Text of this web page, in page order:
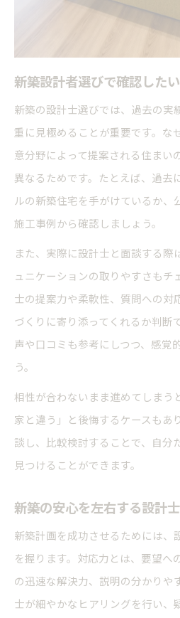
新築設計者選びで確認した
新築の設計士選びでは、過去の実
重に見極めることが重要です。な
意分野によって提案される住まい
異なるためです。たとえば、過去
ルの新築住宅を手がけているか、
施工事例から確認しましょう。
また、実際に設計士と面談する際
ュニケーションの取りやすさもチ
士の提案力や柔軟性、質問への対
づくりに寄り添ってくれるか判断
声や口コミも参考にしつつ、感覚
う。
相性が合わないまま進めてしまう
家と違う」と後悔するケースもあ
談し、比較検討することで、自分
見つけることができます。
新築の安心を左右する設計
新築計画を成功させるためには、
を握ります。対応力とは、要望へ
の迅速な解決力、説明の分かりや
士が細やかなヒアリングを行い、